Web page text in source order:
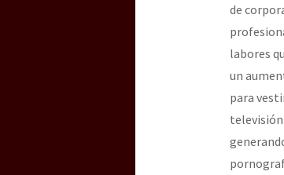
de
labores
un
para
televisión